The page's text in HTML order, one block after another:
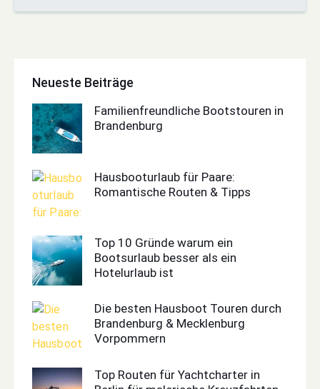
Neueste Beiträge
Familienfreundliche Bootstouren in
Brandenburg
Hausbooturlaub für Paare:
Romantische Routen & Tipps
Top 10 Gründe warum ein
Bootsurlaub besser als ein
Hotelurlaub ist
Die besten Hausboot Touren durch
Brandenburg & Mecklenburg
Vorpommern
Top Routen für Yachtcharter in